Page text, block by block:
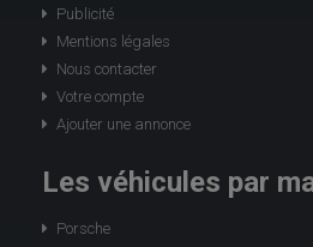
Publicité
Mentions légales
Nous contacter
Votre compte
Ajouter une annonce
Les véhicules par
Porsche